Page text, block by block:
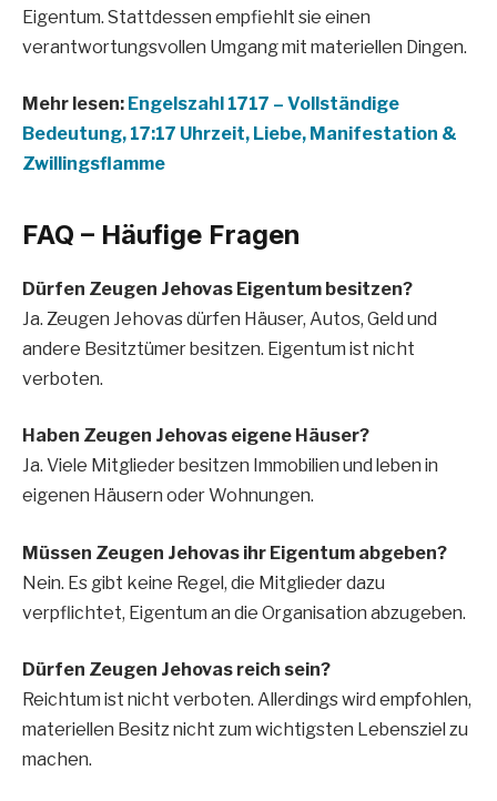
Eigentum. Stattdessen empfiehlt sie einen
verantwortungsvollen Umgang mit materiellen Dingen.
Mehr lesen: Engelszahl 1717 – Vollständige
Bedeutung, 17:17 Uhrzeit, Liebe, Manifestation &
Zwillingsflamme
FAQ – Häufige Fragen
Dürfen Zeugen Jehovas Eigentum besitzen?
Ja. Zeugen Jehovas dürfen Häuser, Autos, Geld und
andere Besitztümer besitzen. Eigentum ist nicht
verboten.
Haben Zeugen Jehovas eigene Häuser?
Ja. Viele Mitglieder besitzen Immobilien und leben in
eigenen Häusern oder Wohnungen.
Müssen Zeugen Jehovas ihr Eigentum abgeben?
Nein. Es gibt keine Regel, die Mitglieder dazu
verpflichtet, Eigentum an die Organisation abzugeben.
Dürfen Zeugen Jehovas reich sein?
Reichtum ist nicht verboten. Allerdings wird empfohlen,
materiellen Besitz nicht zum wichtigsten Lebensziel zu
machen.